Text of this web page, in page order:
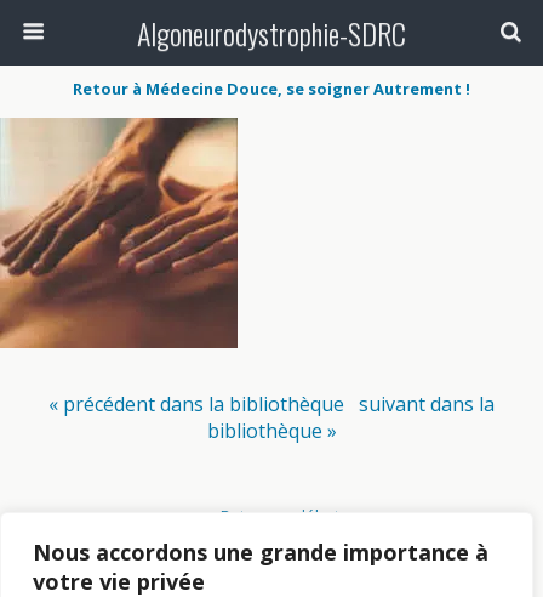
Nous accordons une grande importance à
votre vie privée
Algoneurodystrophie-SDRC
Retour à Médecine Douce, se soigner Autrement !
« précédent dans la bibliothèque suivant dans la
bibliothèque »
Retour au début
Mobile